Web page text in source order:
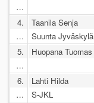
…
4.
…
Taanila Senja
Suunta Jyväskylä
5.
…
Huopana Tuomas
6.
…
Lahti Hilda
S-JKL